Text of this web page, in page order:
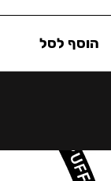
הוסף לסל